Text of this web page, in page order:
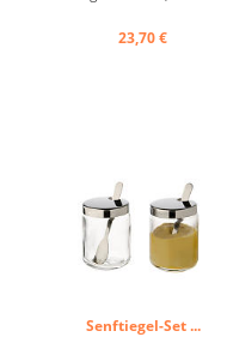
23,70 €
Senftiegel-Set ...